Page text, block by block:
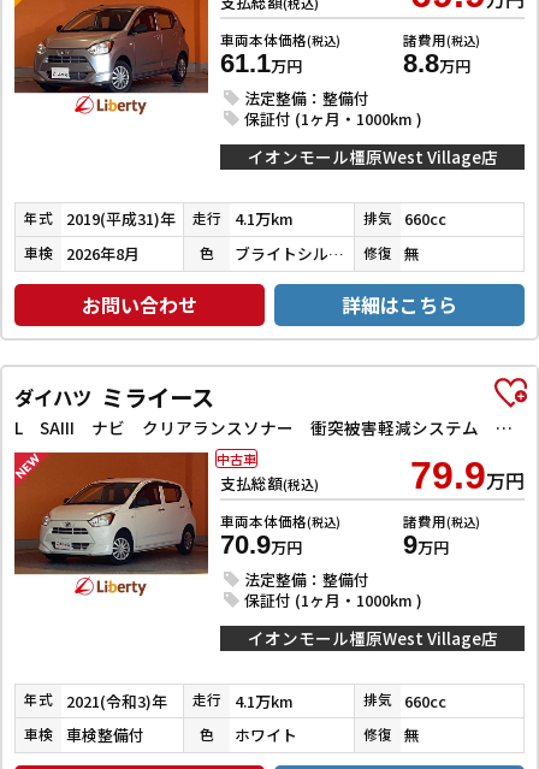
車両本体価格(税込)
61.1万円
諸費用(税込)
8.8万円
法定整備：整備付
保証付 (1ヶ月・1000km )
イオンモール橿原West Village店
年式 2019(平成31)年 走行 4.1万km 排気 660cc
車検 2026年8月 色 ブライトシルバーメタリック 修復 無
お問い合わせ 詳細はこちら
ダイハツ ミライース
L SAIII ナビ クリアランスソナー 衝突被害軽減システム オートマチックハイビーム オートライト キーレスエントリー アイドリングストップ CVT ESC CD ミュージックプレイヤー接続可
支払総額(税込) 79.9万円
車両本体価格(税込)
70.9万円
諸費用(税込)
9万円
法定整備：整備付
保証付 (1ヶ月・1000km )
中古車
イオンモール橿原West Village店
年式 2021(令和3)年 走行 4.1万km 排気 660cc
車検 車検整備付 色 ホワイト 修復 無